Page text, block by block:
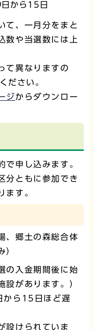
から15日
て、一月分をまと
数や当選数には上
て異なりますの
ださい。
ジからダウンロー
で申し込みます。
分ともに参加でき
ます。
、郷土の森総合体
）
の入金期間後に始
設があります。）
から15日ほど遅
設けられていま